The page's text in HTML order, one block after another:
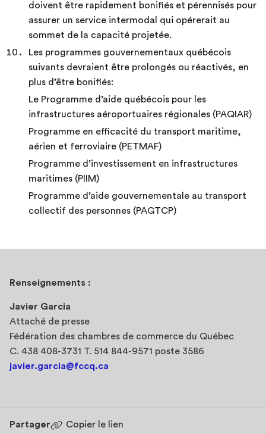
doivent être rapidement bonifiés et pérennisés pour
assurer un service intermodal qui opérerait au
sommet de la capacité projetée.
Les programmes gouvernementaux québécois
suivants devraient être prolongés ou réactivés, en
plus d’être bonifiés:
Le Programme d’aide québécois pour les
infrastructures aéroportuaires régionales (PAQIAR)
Programme en efficacité du transport maritime,
aérien et ferroviaire (PETMAF)
Programme d’investissement en infrastructures
maritimes (PIIM)
Programme d’aide gouvernementale au transport
collectif des personnes (PAGTCP)
Renseignements :
Javier Garcia
Attaché de presse
Fédération des chambres de commerce du Québec
C. 438 408-3731 T. 514 844-9571 poste 3586
javier.garcia@fccq.ca
Partager Copier le lien